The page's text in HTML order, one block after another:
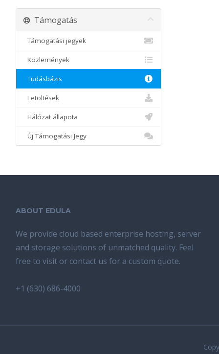
Támogatás
Támogatási jegyek
Közlemények
Tudásbázis
Letöltések
Hálózat állapota
Új Támogatási Jegy
ABOUT EDULA
We provide cloud based enterprise hosting, server
and storage solutions of unmatched quality. Feel
free to visit or contact us for a custom quote.
+1 (630) 686-4000